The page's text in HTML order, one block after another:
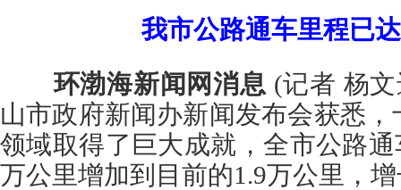
我市公路通车里程已
环渤海新闻网消息 (记者 杨
山市政府新闻办新闻发布会获悉
领域取得了巨大成就，全市公路通
万公里增加到目前的1.9万公里，